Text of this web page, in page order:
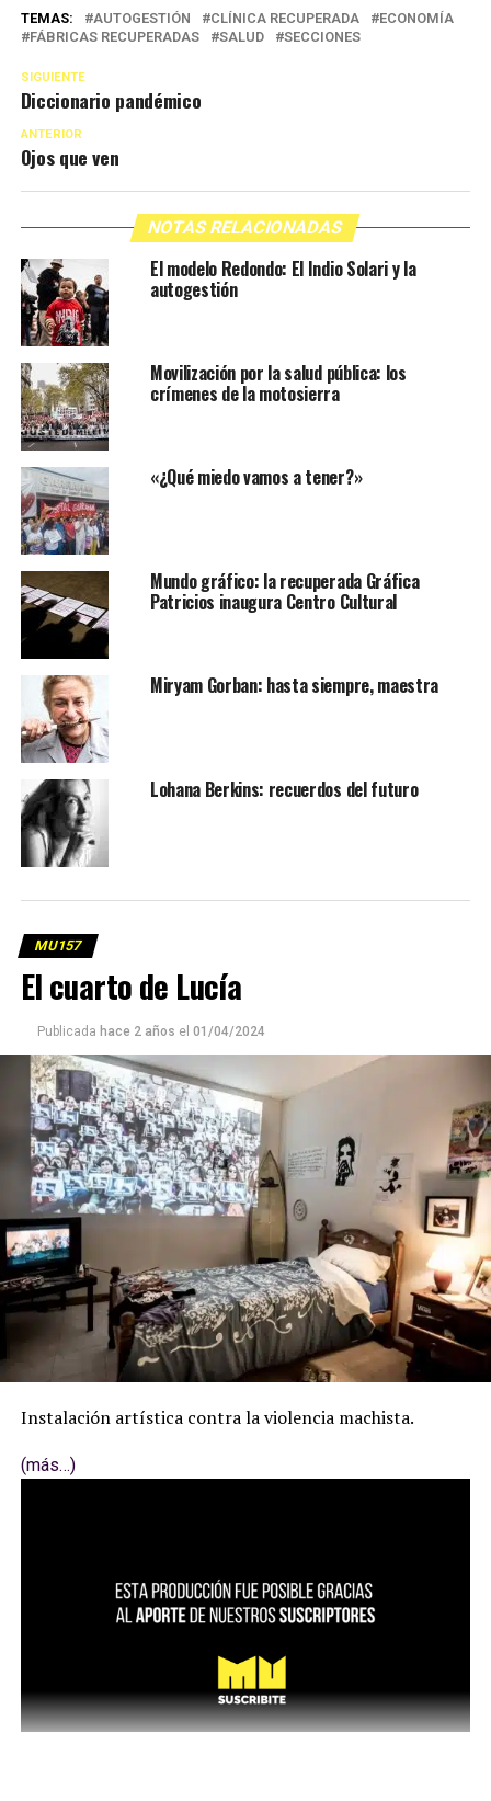
TEMAS: AUTOGESTIÓN CLÍNICA RECUPERADA
ECONOMÍA
FÁBRICAS RECUPERADAS
SALUD SECCIONES
SIGUIENTE
Diccionario pandémico
ANTERIOR
Ojos que ven
NOTAS RELACIONADAS
El modelo Redondo: El Indio Solari y la
autogestión
Movilización por la salud pública: los
crímenes de la motosierra
«¿Qué miedo vamos a tener?»
Mundo gráfico: la recuperada Gráfica
Patricios inaugura Centro Cultural
Miryam Gorban: hasta siempre, maestra
Lohana Berkins: recuerdos del futuro
MU157
El cuarto de Lucía
Publicada hace 2 años el 01/04/2024
Instalación artística contra la violencia machista.
(más…)